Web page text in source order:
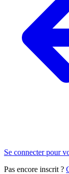
Se connecter pour
Pas encore inscrit ?